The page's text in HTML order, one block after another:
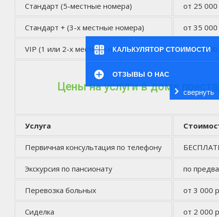
КАЛЬКУЛЯТОР СТОИМОСТИ
ОТЗЫВЫ О НАС
свернуть
Стандарт (5-местные номера) от 25 000
Стандарт + (3-х местные номера) от 35 000
VIP (1 или 2-х местные номера) от 50 000
Цены на услуги в доме
Услуга
Первичная консультация по телефону
Экскурсия по пансионату по
Перевозка больных от 3 000
Сиделка от 2 000